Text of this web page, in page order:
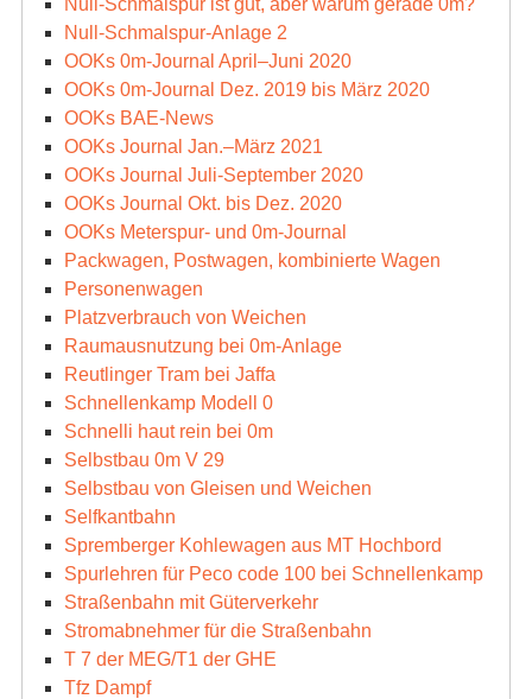
Null-Schmalspur-Anlage 2
OOKs 0m-Journal April–Juni 2020
OOKs 0m-Journal Dez. 2019 bis März 2020
OOKs BAE-News
OOKs Journal Jan.–März 2021
OOKs Journal Juli-September 2020
OOKs Journal Okt. bis Dez. 2020
OOKs Meterspur- und 0m-Journal
Packwagen, Postwagen, kombinierte Wagen
Personenwagen
Platzverbrauch von Weichen
Raumausnutzung bei 0m-Anlage
Reutlinger Tram bei Jaffa
Schnellenkamp Modell 0
Schnelli haut rein bei 0m
Selbstbau 0m V 29
Selbstbau von Gleisen und Weichen
Selfkantbahn
Spremberger Kohlewagen aus MT Hochbord
Spurlehren für Peco code 100 bei Schnellenkamp
Straßenbahn mit Güterverkehr
Stromabnehmer für die Straßenbahn
T 7 der MEG/T1 der GHE
Tfz Dampf